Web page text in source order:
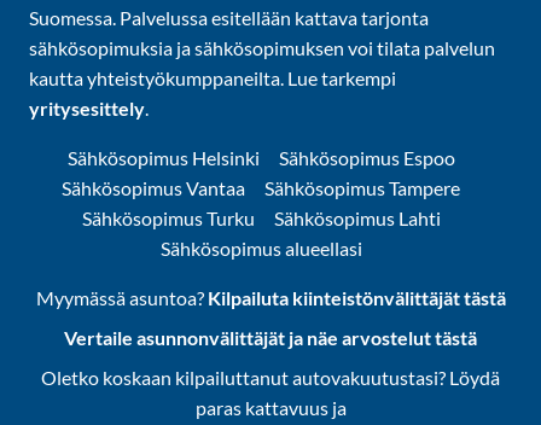
Suomessa. Palvelussa esitellään kattava tarjonta
sähkösopimuksia ja sähkösopimuksen voi tilata palvelun
kautta yhteistyökumppaneilta. Lue tarkempi
yritysesittely.
Sähkösopimus Helsinki
Sähkösopimus Espoo
Sähkösopimus Vantaa
Sähkösopimus Tampere
Sähkösopimus Turku
Sähkösopimus Lahti
Sähkösopimus alueellasi
Myymässä asuntoa? Kilpailuta kiinteistönvälittäjät tästä
Vertaile asunnonvälittäjät ja näe arvostelut tästä
Oletko koskaan kilpailuttanut autovakuutustasi? Löydä
paras kattavuus ja